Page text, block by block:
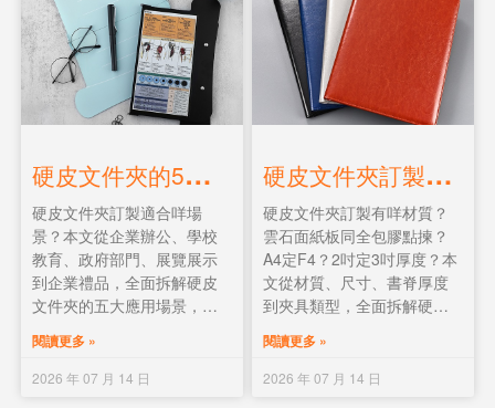
硬
皮文件夾的5大應用場景：辦公室、學校、政府部門與企業禮品
硬皮文件夾訂製適合咩場
景？本文從企業辦公、學校
教育、政府部門、展覽展示
到企業禮品，全面拆解硬皮
文件夾的五大應用場景，並
提供企業訂製款式推薦與選
購建議。
閱讀更多 »
2026 年 07 月 14 日
硬
皮文件夾訂製全面解說：材質、尺寸、厚度與選購指南
硬皮文件夾訂製有咩材質？
雲石面紙板同全包膠點揀？
A4定F4？2吋定3吋厚度？本
文從材質、尺寸、書脊厚度
到夾具類型，全面拆解硬皮
快勞的選購要點，幫你揀最
適合嘅文件歸檔工具。
閱讀更多 »
2026 年 07 月 14 日